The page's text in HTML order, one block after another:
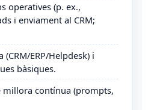
operatives (p. ex.,
i enviament al CRM;
ERP/Helpdesk) i
bàsiques.
millora contínua (prompts,